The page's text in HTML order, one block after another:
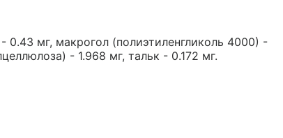
0.43 мг, макрогол (полиэтиленгликоль 4000) -
- 1.968 мг, тальк - 0.172 мг.